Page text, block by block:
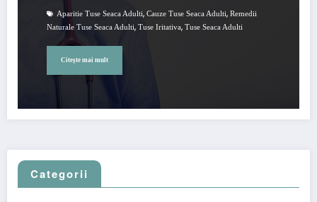
Aparitie Tuse Seaca Adulti, Cauze Tuse Seaca Adulti, Remedii
Naturale Tuse Seaca Adulti, Tuse Iritativa, Tuse Seaca Adulti
Citește mai mult
Categorii